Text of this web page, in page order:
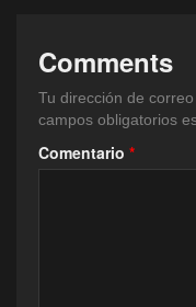
Comments
Tu dirección de
campos obligatorios
Comentario *